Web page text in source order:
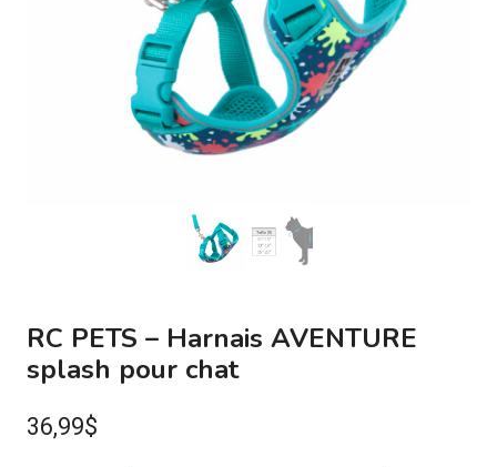
RC PETS – Harnais AVENTURE
splash pour chat
36,99$